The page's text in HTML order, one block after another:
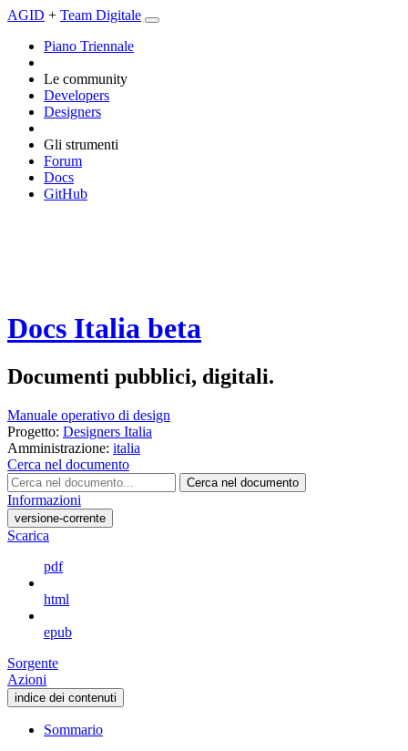
AGID + Team Digitale
Piano Triennale
Le community
Developers
Designers
Gli strumenti
Forum
Docs
GitHub
Docs Italia beta
Documenti pubblici, digitali.
Manuale operativo di design
Progetto: Designers Italia
Amministrazione: italia
Cerca nel documento
Cerca nel documento
Informazioni
versione-corrente
Scarica
pdf
html
epub
Sorgente
Azioni
indice dei contenuti
Sommario